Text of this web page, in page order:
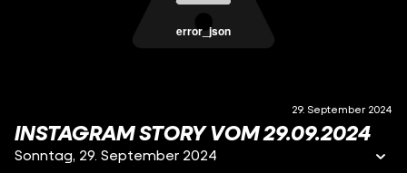
error_json
29. September 2024
INSTAGRAM STORY VOM 29.09.2024
Sonntag, 29. September 2024